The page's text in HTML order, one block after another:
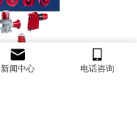
新闻中心 电话咨询